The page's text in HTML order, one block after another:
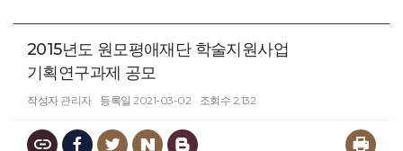
2015년도 원모평애재단 학술지원사업
기획연구과제 공모
작성자 관리자 등록일 2021-03-02 조회수 2,132